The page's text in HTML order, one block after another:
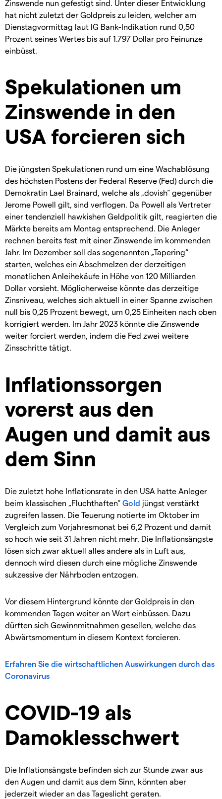
Zinswende nun gefestigt sind. Unter dieser Entwicklung
hat nicht zuletzt der Goldpreis zu leiden, welcher am
Dienstagvormittag laut IG Bank-Indikation rund 0,50
Prozent seines Wertes bis auf 1.797 Dollar pro Feinunze
einbüsst.
Spekulationen um
Zinswende in den
USA forcieren sich
Die jüngsten Spekulationen rund um eine Wachablösung
des höchsten Postens der Federal Reserve (Fed) durch die
Demokratin Lael Brainard, welche als „dovish“ gegenüber
Jerome Powell gilt, sind verflogen. Da Powell als Vertreter
einer tendenziell hawkishen Geldpolitik gilt, reagierten die
Märkte bereits am Montag entsprechend. Die Anleger
rechnen bereits fest mit einer Zinswende im kommenden
Jahr. Im Dezember soll das sogenannten „Tapering“
starten, welches ein Abschmelzen der derzeitigen
monatlichen Anleihekäufe in Höhe von 120 Milliarden
Dollar vorsieht. Möglicherweise könnte das derzeitige
Zinsniveau, welches sich aktuell in einer Spanne zwischen
null bis 0,25 Prozent bewegt, um 0,25 Einheiten nach oben
korrigiert werden. Im Jahr 2023 könnte die Zinswende
weiter forciert werden, indem die Fed zwei weitere
Zinsschritte tätigt.
Inflationssorgen
vorerst aus den
Augen und damit aus
dem Sinn
Die zuletzt hohe Inflationsrate in den USA hatte Anleger
beim klassischen „Fluchthaften“ Gold jüngst verstärkt
zugreifen lassen. Die Teuerung notierte im Oktober im
Vergleich zum Vorjahresmonat bei 6,2 Prozent und damit
so hoch wie seit 31 Jahren nicht mehr. Die Inflationsängste
lösen sich zwar aktuell alles andere als in Luft aus,
dennoch wird diesen durch eine mögliche Zinswende
sukzessive der Nährboden entzogen.
Vor diesem Hintergrund könnte der Goldpreis in den
kommenden Tagen weiter an Wert einbüssen. Dazu
dürften sich Gewinnmitnahmen gesellen, welche das
Abwärtsmomentum in diesem Kontext forcieren.
Erfahren Sie die wirtschaftlichen Auswirkungen durch das
Coronavirus
COVID-19 als
Damoklesschwert
Die Inflationsängste befinden sich zur Stunde zwar aus
den Augen und damit aus dem Sinn, könnten aber
jederzeit wieder an das Tageslicht geraten.